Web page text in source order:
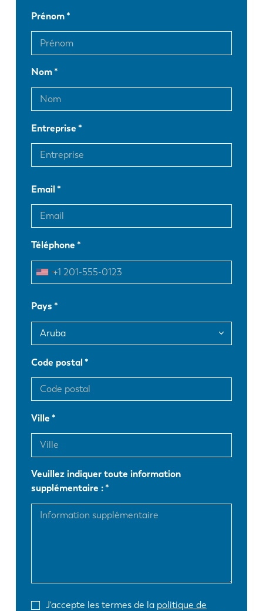
Prénom
Nom
Entreprise
Email
Téléphone
Pays
Code postal
Ville
Veuillez indiquer toute information
supplémentaire :
J'accepte les termes de la politique de
EN NL
FR EN-US
DE
ES PT-PT
PL SK
KO CN